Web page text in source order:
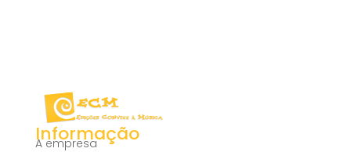
Informação
A empresa